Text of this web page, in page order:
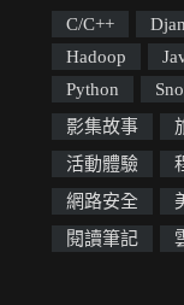
C/C++
Hadoop
Python
影集故事
活動體驗
網路安全
閱讀筆記